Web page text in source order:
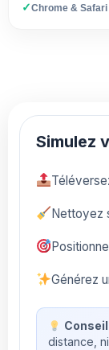
✓Chrome & Safari
Simulez
Nettoyez
Générez
Conseil
distance,